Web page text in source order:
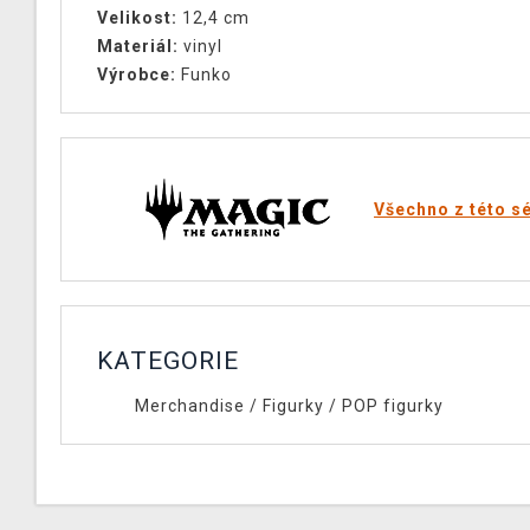
Velikost: 12,4 cm
Materiál: vinyl
Výrobce: Funko
Všechno z této
KATEGORIE
Merchandise / Figurky / POP figurky